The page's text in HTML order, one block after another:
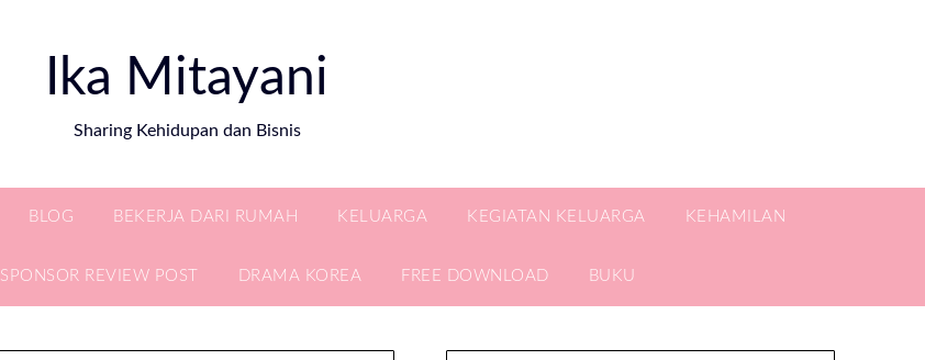
Ika Mitayani
Sharing Kehidupan dan Bisnis
BLOG BEKERJA DARI RUMAH KELUARGA KEGIATAN KELUARGA KEHAMILAN
SPONSOR REVIEW POST DRAMA KOREA FREE DOWNLOAD BUKU